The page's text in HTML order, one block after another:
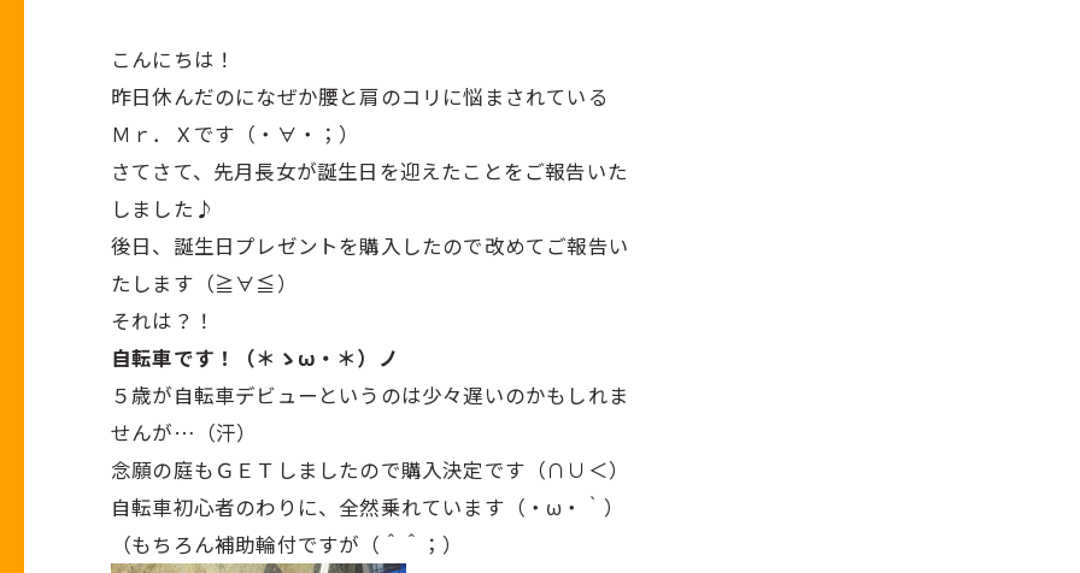
こんにちは！
昨日休んだのになぜか腰と肩のコリに悩まされている
Ｍｒ．Ｘです（・∀・；）
さてさて、先月長女が誕生日を迎えたことをご報告いた
しました♪
後日、誕生日プレゼントを購入したので改めてご報告い
たします（≧∀≦）
それは？！
自転車です！（＊ゝω・＊）ノ
５歳が自転車デビューというのは少々遅いのかもしれま
せんが…（汗）
念願の庭もＧＥＴしましたので購入決定です（∩∪＜）
自転車初心者のわりに、全然乗れています（・ω・｀）
（もちろん補助輪付ですが（＾＾；）